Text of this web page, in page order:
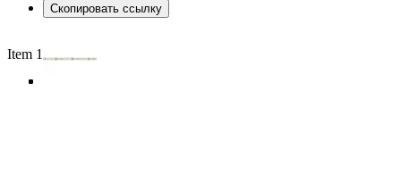
Скопировать ссылку
Item 1 of 4